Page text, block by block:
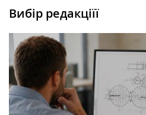
Вибір редакціїї